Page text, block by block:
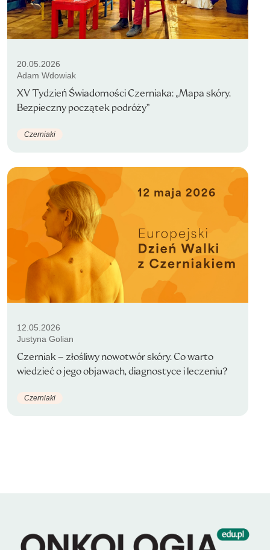
20.05.2026
Adam Wdowiak
XV Tydzień Świadomości Czerniaka: „Mapa skóry.
Bezpieczny początek podróży”
Czerniaki
12.05.2026
Justyna Golian
Czerniak – złośliwy nowotwór skóry. Co warto
wiedzieć o jego objawach, diagnostyce i leczeniu?
Czerniaki